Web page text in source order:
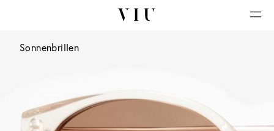
Sonnenbrillen